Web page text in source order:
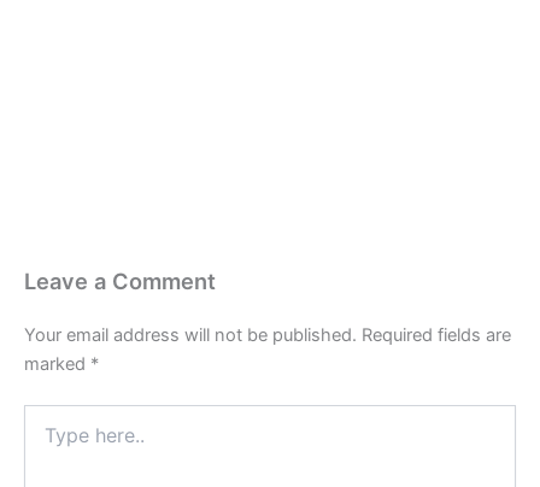
Leave a Comment
Your email address will not be published. Required fields are
marked *
here..